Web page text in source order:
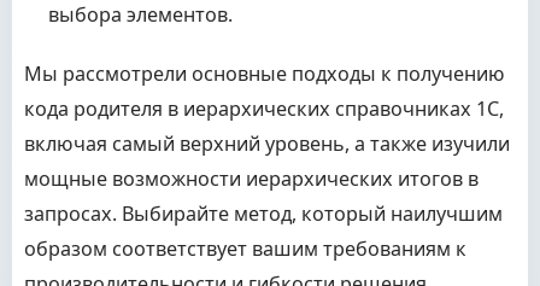
выбора элементов.
Мы рассмотрели основные подходы к получению
кода родителя в иерархических справочниках 1С,
включая самый верхний уровень, а также изучили
мощные возможности иерархических итогов в
запросах. Выбирайте метод, который наилучшим
образом соответствует вашим требованиям к